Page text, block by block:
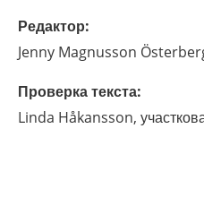
Редактор:
Jenny Magnusson
Проверка текста:
Linda Håkansson,